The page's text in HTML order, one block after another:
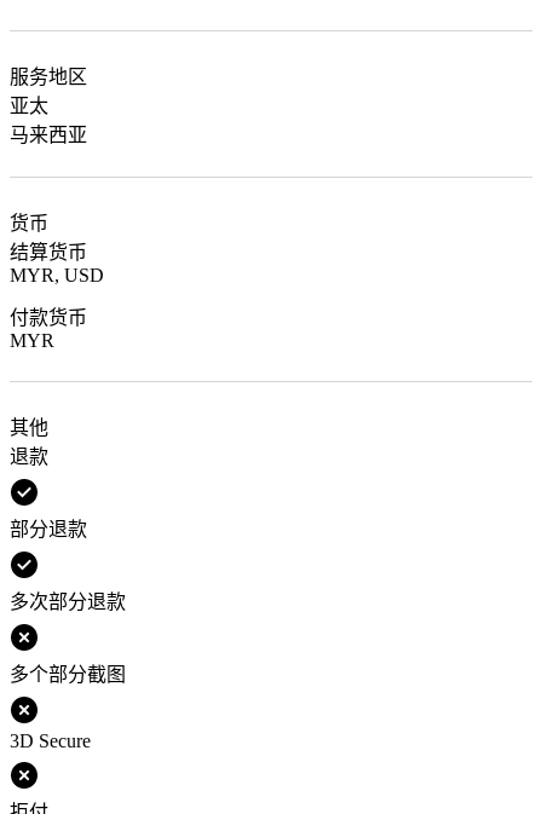
服务地区
亚太
马来西亚
货币
结算货币
MYR, USD
付款货币
MYR
其他
退款
部分退款
多次部分退款
多个部分截图
3D Secure